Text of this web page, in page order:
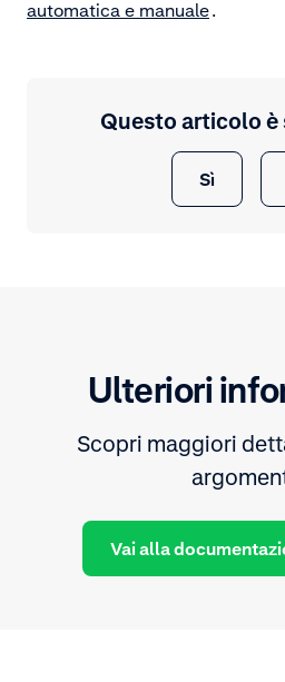
automatica e manuale.
Questo articolo
Sì
Ulteriori
Scopri maggiori
Vai alla